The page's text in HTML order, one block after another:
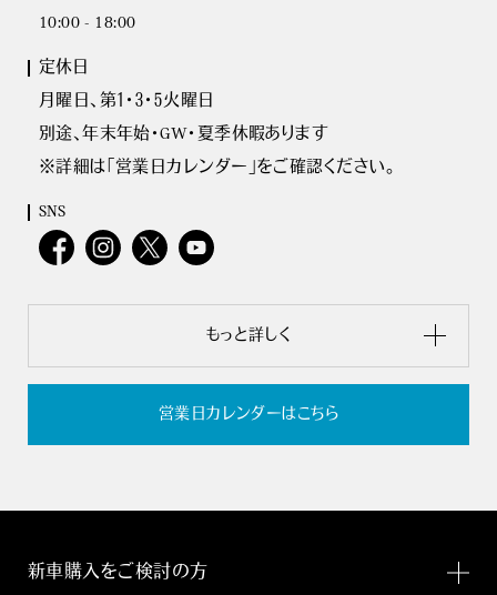
10:00 - 18:00
定休日
月曜日、第１・３・５火曜日
別途、年末年始・GW・夏季休暇あります
※詳細は｢営業日カレンダー｣をご確認ください。
SNS
もっと詳しく
営業日カレンダーはこちら
新車購入をご検討の方